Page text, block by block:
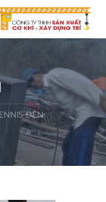
ĐÈN